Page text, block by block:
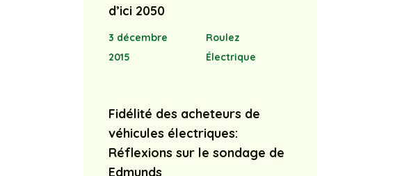
d’ici 2050
3 décembre
2015
Roulez
Électrique
Fidélité des acheteurs de
véhicules électriques:
Réflexions sur le sondage de
Edmunds